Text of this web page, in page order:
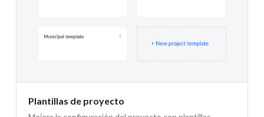
Plantillas de proyecto